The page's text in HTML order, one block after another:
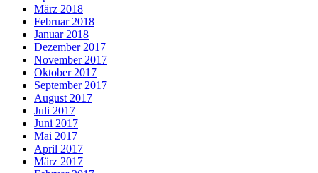
März 2018
Februar 2018
Januar 2018
Dezember 2017
November 2017
Oktober 2017
September 2017
August 2017
Juli 2017
Juni 2017
Mai 2017
April 2017
März 2017